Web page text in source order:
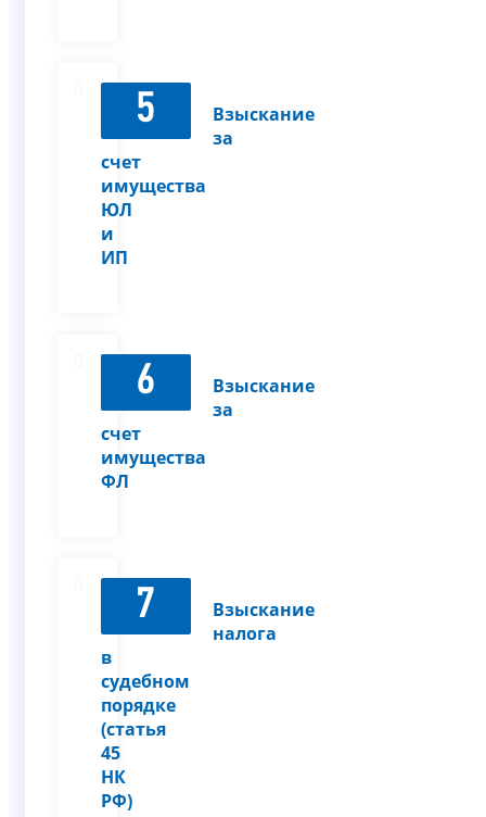
5
Взыскание
за
счет
имущества
ЮЛ
и
ИП
6
Взыскание
за
счет
имущества
ФЛ
7
Взыскание
налога
в
судебном
порядке
(статья
45
НК
РФ)